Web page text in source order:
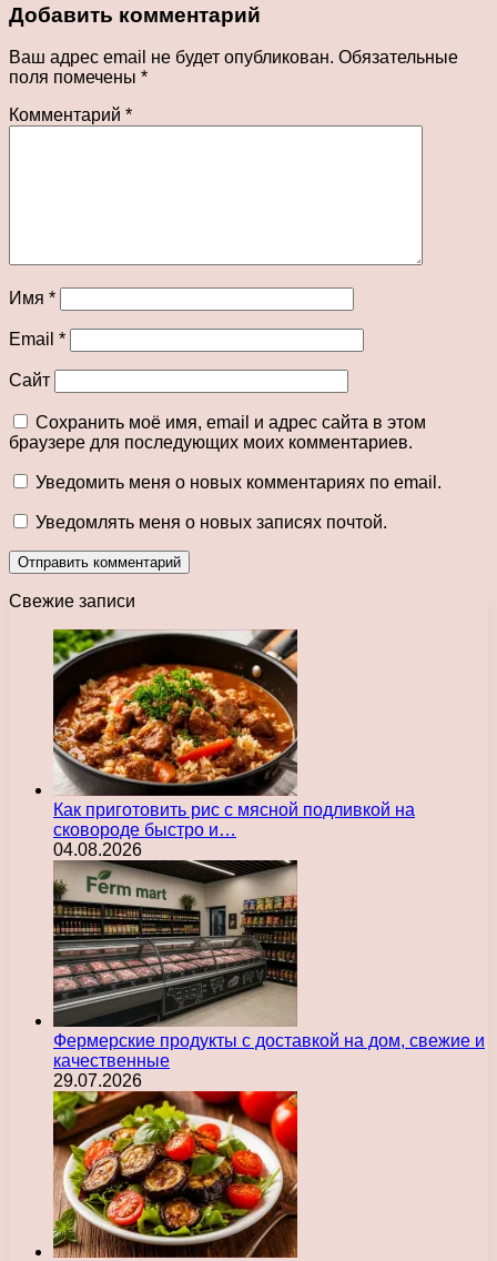
Добавить комментарий
Ваш адрес email не будет опубликован. Обязательные
поля помечены *
Комментарий *
Имя *
Email *
Сайт
Сохранить моё имя, email и адрес сайта в этом
браузере для последующих моих комментариев.
Уведомить меня о новых комментариях по email.
Уведомлять меня о новых записях почтой.
Свежие записи
Как приготовить рис с мясной подливкой на
сковороде быстро и…
04.08.2026
Фермерские продукты с доставкой на дом, свежие и
качественные
29.07.2026